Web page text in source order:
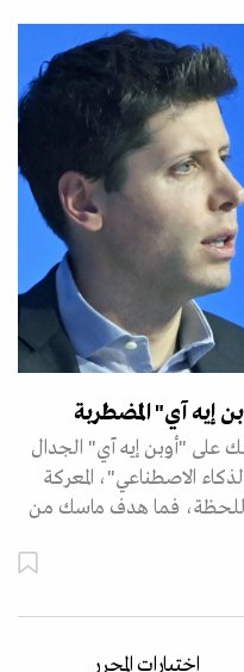
إيه آي" المضطربة
على "أوبن إيه آي" الجدال
الاصطناعي"، المعركة
اللحظة، فما هدف ماسك من
اختيارات المحرر